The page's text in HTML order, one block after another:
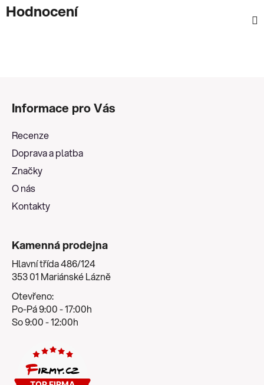
Hodnocení
Informace pro Vás
Recenze
Doprava a platba
Značky
O nás
Kontakty
Kamenná prodejna
Hlavní třída 486/124
353 01 Mariánské Lázně
Otevřeno:
Po-Pá 9:00 - 17:00h
So 9:00 - 12:00h